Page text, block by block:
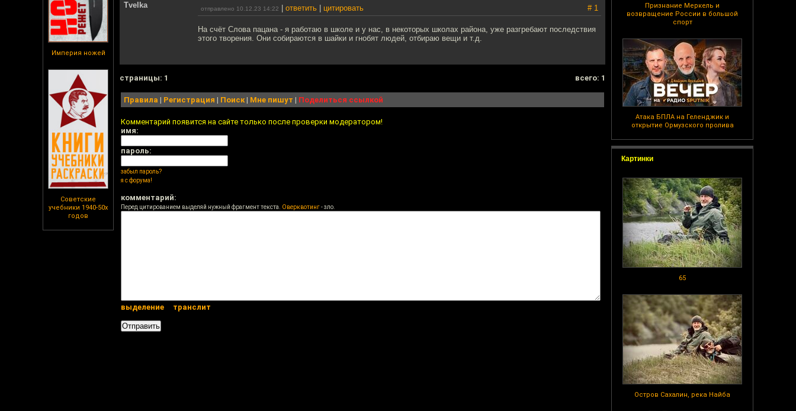
Империя ножей
Советские
учебники 1940-50х
годов
Признание Меркель и
возвращение России в большой
спорт
Атака БПЛА на Геленджик и
открытие Ормузского пролива
Картинки
65
Остров Сахалин, река Найба
Tvelka отправлено 10.12.23 14:22 ответить цитировать # 1
На счёт Слова пацана - я работаю в школе и у нас, в некоторых школах района, уже разгребают последствия
этого творения. Они собираются в шайки и гнобят людей, отбираю вещи и т.д.
cтраницы: 1 всего: 1
Правила | Регистрация | Поиск| Мне пишут | Поделиться ссылкой
Комментарий появится на сайте только после проверки модератором!
имя:
пароль:
забыл пароль?
я с форума!
комментарий:
Перед цитированием выделяй нужный фрагмент текста. Оверквотинг- зло.
выделение транслит